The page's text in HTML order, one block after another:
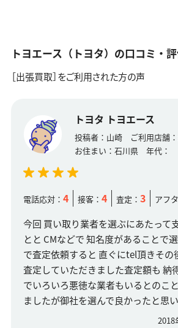
トヨエース（トヨタ）の口コミ・
［出張買取］をご利用された方の声
トヨタ トヨエース
投稿者： 山崎 ご利用店舗：
お住まい： 石川県 年代：
電話応対： 4 接客： 4 査定： 3 アフ
今回 買い取り業者を選ぶにあたって
とと CMなどで 知名度があることで
で査定依頼すると 直ぐにtel頂きその
査定していただきました査定額も 納
でいろいろ悪徳な業者もいるとのこ
ましたが御社を選んで良かったと思
2018